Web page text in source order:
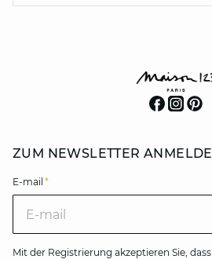
ZUM NEWSLETTER
E-mail *
Mit der Registrierung akzeptieren Sie,